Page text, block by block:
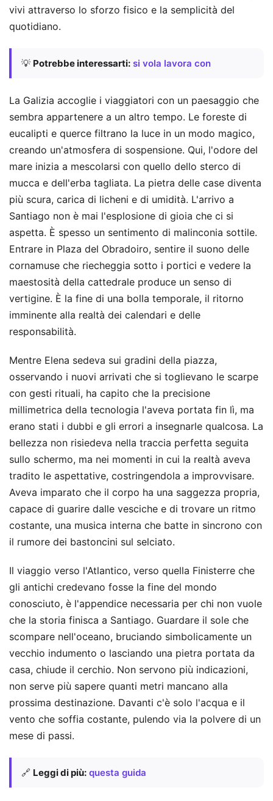
vivi attraverso lo sforzo fisico e la semplicità del
quotidiano.
💡 Potrebbe interessarti: si vola lavora con
La Galizia accoglie i viaggiatori con un paesaggio che
sembra appartenere a un altro tempo. Le foreste di
eucalipti e querce filtrano la luce in un modo magico,
creando un'atmosfera di sospensione. Qui, l'odore del
mare inizia a mescolarsi con quello dello sterco di
mucca e dell'erba tagliata. La pietra delle case diventa
più scura, carica di licheni e di umidità. L'arrivo a
Santiago non è mai l'esplosione di gioia che ci si
aspetta. È spesso un sentimento di malinconia sottile.
Entrare in Plaza del Obradoiro, sentire il suono delle
cornamuse che riecheggia sotto i portici e vedere la
maestosità della cattedrale produce un senso di
vertigine. È la fine di una bolla temporale, il ritorno
imminente alla realtà dei calendari e delle
responsabilità.
Mentre Elena sedeva sui gradini della piazza,
osservando i nuovi arrivati che si toglievano le scarpe
con gesti rituali, ha capito che la precisione
millimetrica della tecnologia l'aveva portata fin lì, ma
erano stati i dubbi e gli errori a insegnarle qualcosa. La
bellezza non risiedeva nella traccia perfetta seguita
sullo schermo, ma nei momenti in cui la realtà aveva
tradito le aspettative, costringendola a improvvisare.
Aveva imparato che il corpo ha una saggezza propria,
capace di guarire dalle vesciche e di trovare un ritmo
costante, una musica interna che batte in sincrono con
il rumore dei bastoncini sul selciato.
Il viaggio verso l'Atlantico, verso quella Finisterre che
gli antichi credevano fosse la fine del mondo
conosciuto, è l'appendice necessaria per chi non vuole
che la storia finisca a Santiago. Guardare il sole che
scompare nell'oceano, bruciando simbolicamente un
vecchio indumento o lasciando una pietra portata da
casa, chiude il cerchio. Non servono più indicazioni,
non serve più sapere quanti metri mancano alla
prossima destinazione. Davanti c'è solo l'acqua e il
vento che soffia costante, pulendo via la polvere di un
mese di passi.
🔗 Leggi di più: questa guida